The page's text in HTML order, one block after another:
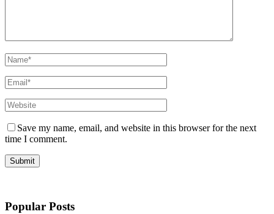
Save my name, email, and website in this browser for the next
time I comment.
Popular Posts